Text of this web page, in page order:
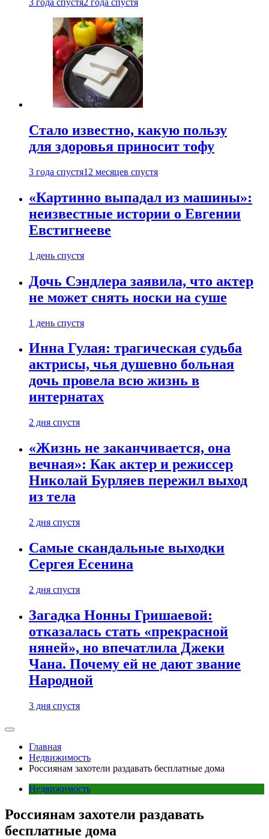
3 года спустя2 года спустя
Стало известно, какую пользу
для здоровья приносит тофу
3 года спустя12 месяцев спустя
«Картинно выпадал из машины»:
неизвестные истории о Евгении
Евстигнееве
1 день спустя
Дочь Сэндлера заявила, что актер
не может снять носки на суше
1 день спустя
Инна Гулая: трагическая судьба
актрисы, чья душевно больная
дочь провела всю жизнь в
интернатах
2 дня спустя
«Жизнь не заканчивается, она
вечная»: Как актер и режиссер
Николай Бурляев пережил выход
из тела
2 дня спустя
Самые скандальные выходки
Сергея Есенина
2 дня спустя
Загадка Нонны Гришаевой:
отказалась стать «прекрасной
няней», но впечатлила Джеки
Чана. Почему ей не дают звание
Народной
3 дня спустя
Главная
Недвижимость
Россиянам захотели раздавать бесплатные дома
Недвижимость
Россиянам захотели раздавать
бесплатные дома